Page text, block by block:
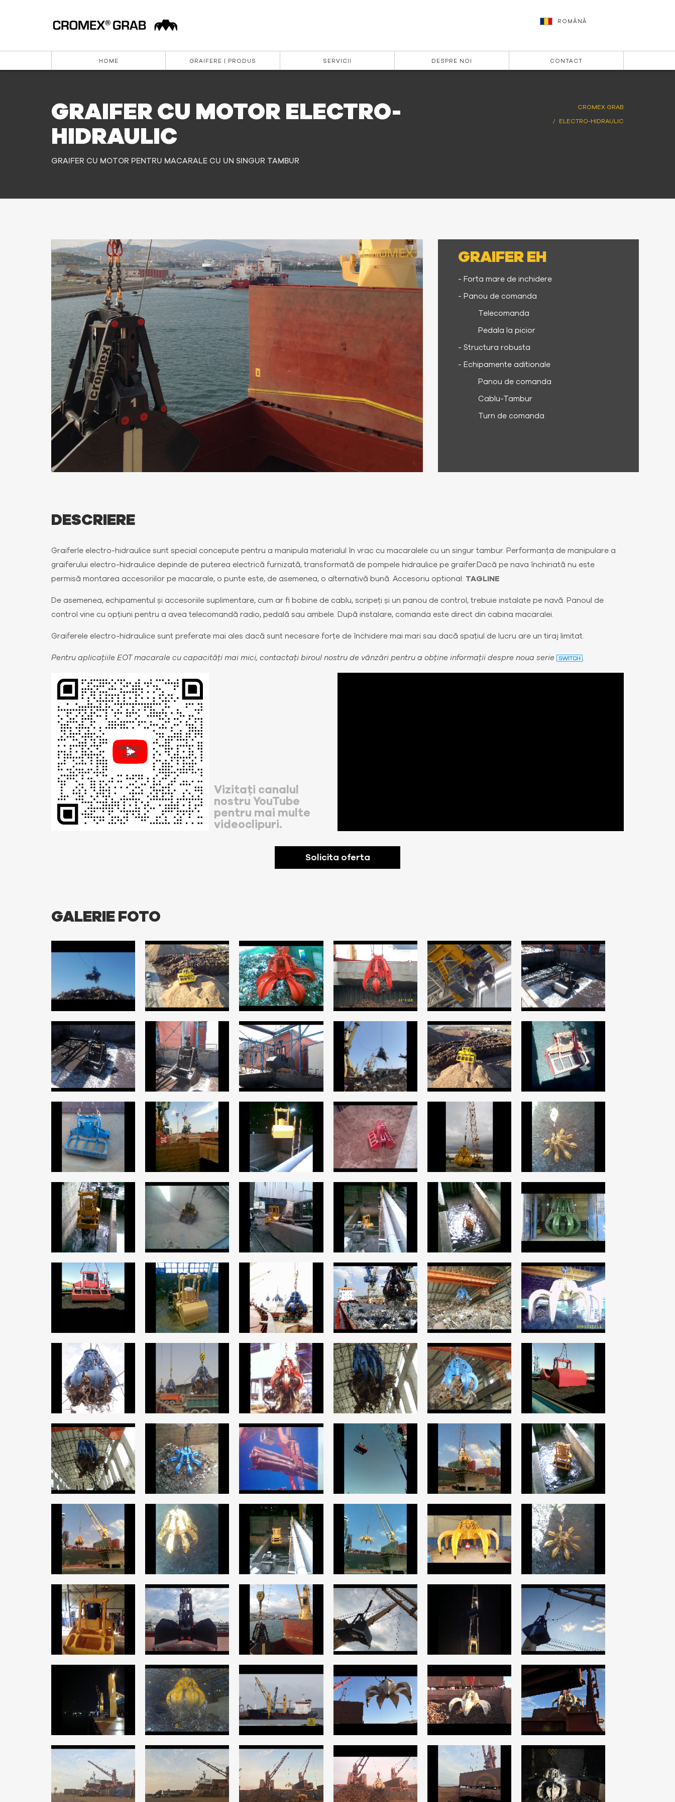
HOME GRAIFERE | PRODUS SERVICII DESPRE NOI CONTACT
ROMÂNĂ
GRAIFER CU MOTOR ELECTRO-
HIDRAULIC
GRAIFER CU MOTOR PENTRU MACARALE CU UN SINGUR TAMBUR
CROMEX GRAB
ELECTRO-HIDRAULIC
GRAIFER EH
- Forta mare de inchidere
- Panou de comanda
Telecomanda
Pedala la picior
- Structura robusta
- Echipamente aditionale
Panou de comanda
Cablu-Tambur
Turn de comanda
DESCRIERE
Graiferle electro-hidraulice sunt special concepute pentru a manipula materialul în vrac cu macaralele cu un singur tambur. Performanța de manipulare a
graiferului electro-hidraulice depinde de puterea electrică furnizată, transformată de pompele hidraulice pe graifer.Dacă pe nava închiriată nu este
permisă montarea accesoriilor pe macarale, o punte este, de asemenea, o alternativă bună. Accesoriu optional: TAGLINE
De asemenea, echipamentul și accesoriile suplimentare, cum ar fi bobine de cablu, scripeți și un panou de control, trebuie instalate pe navă. Panoul de
control vine cu opțiuni pentru a avea telecomandă radio, pedală sau ambele. După instalare, comanda este direct din cabina macaralei.
Graiferele electro-hidraulice sunt preferate mai ales dacă sunt necesare forțe de închidere mai mari sau dacă spațiul de lucru are un tiraj limitat.
Pentru aplicațiile EOT macarale cu capacități mai mici, contactați biroul nostru de vânzări pentru a obține informații despre noua serie .
Vizitați canalul
nostru YouTube
pentru mai multe
videoclipuri.
Solicita oferta
GALERIE FOTO